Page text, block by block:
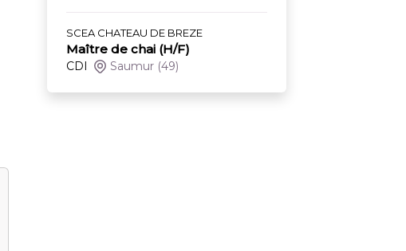
SCEA CHATEAU DE BREZE
Maître de chai (H/F)
CDI Saumur (49)